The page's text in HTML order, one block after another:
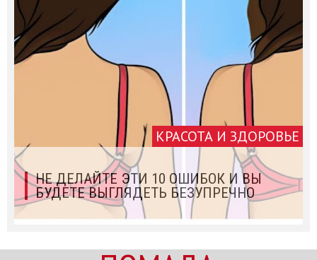
КРАСОТА И ЗДОРОВЬЕ
НЕ ДЕЛАЙТЕ ЭТИ 10 ОШИБОК И ВЫ
БУДЕТЕ ВЫГЛЯДЕТЬ БЕЗУПРЕЧНО